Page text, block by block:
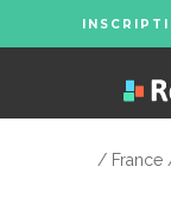
/ France